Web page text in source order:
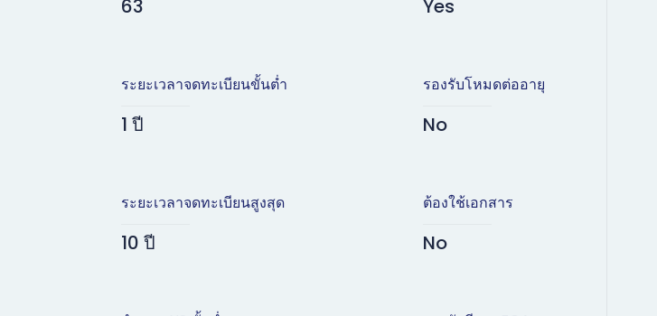
63
ระยะเวลาจดทะเบียนขั้นต่ำ
1 ปี
ระยะเวลาจดทะเบียนสูงสุด
10 ปี
Yes
รองรับโหมดต่ออายุ
No
ต้องใช้เอกสาร
No